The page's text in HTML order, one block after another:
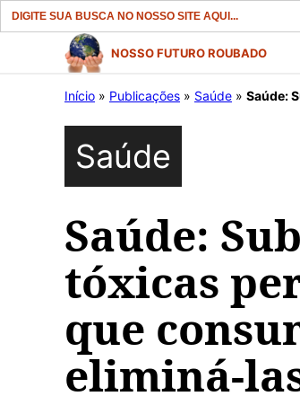
Search
for:
conteúdo
NOSSO FUTURO ROUBADO
Início » Publicações » Saúde » Saúde:
Saúde
Saúde:
tóxicas
que
eliminá-